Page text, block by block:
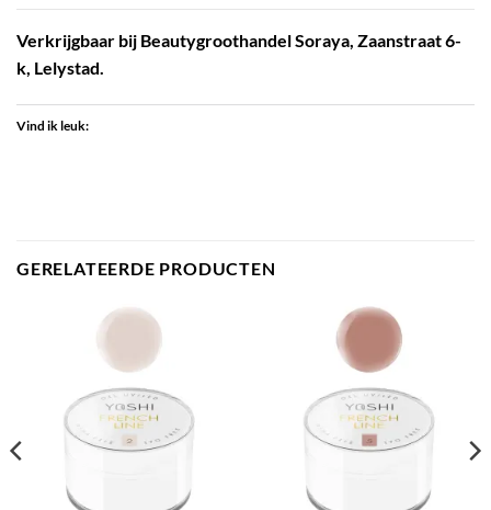
Verkrijgbaar bij Beautygroothandel Soraya, Zaanstraat 6-
k, Lelystad.
Vind ik leuk:
GERELATEERDE PRODUCTEN